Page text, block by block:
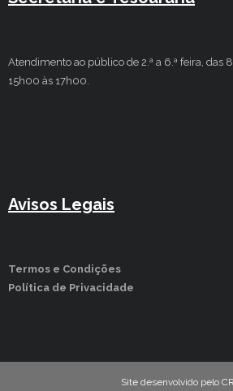
Atendimento ao público de 2.ª a 6.ª feira, das
15h00 às 17h00.
Avisos Legais
Termos e Condições
Política de Privacidade
Site desenvolvido pelo